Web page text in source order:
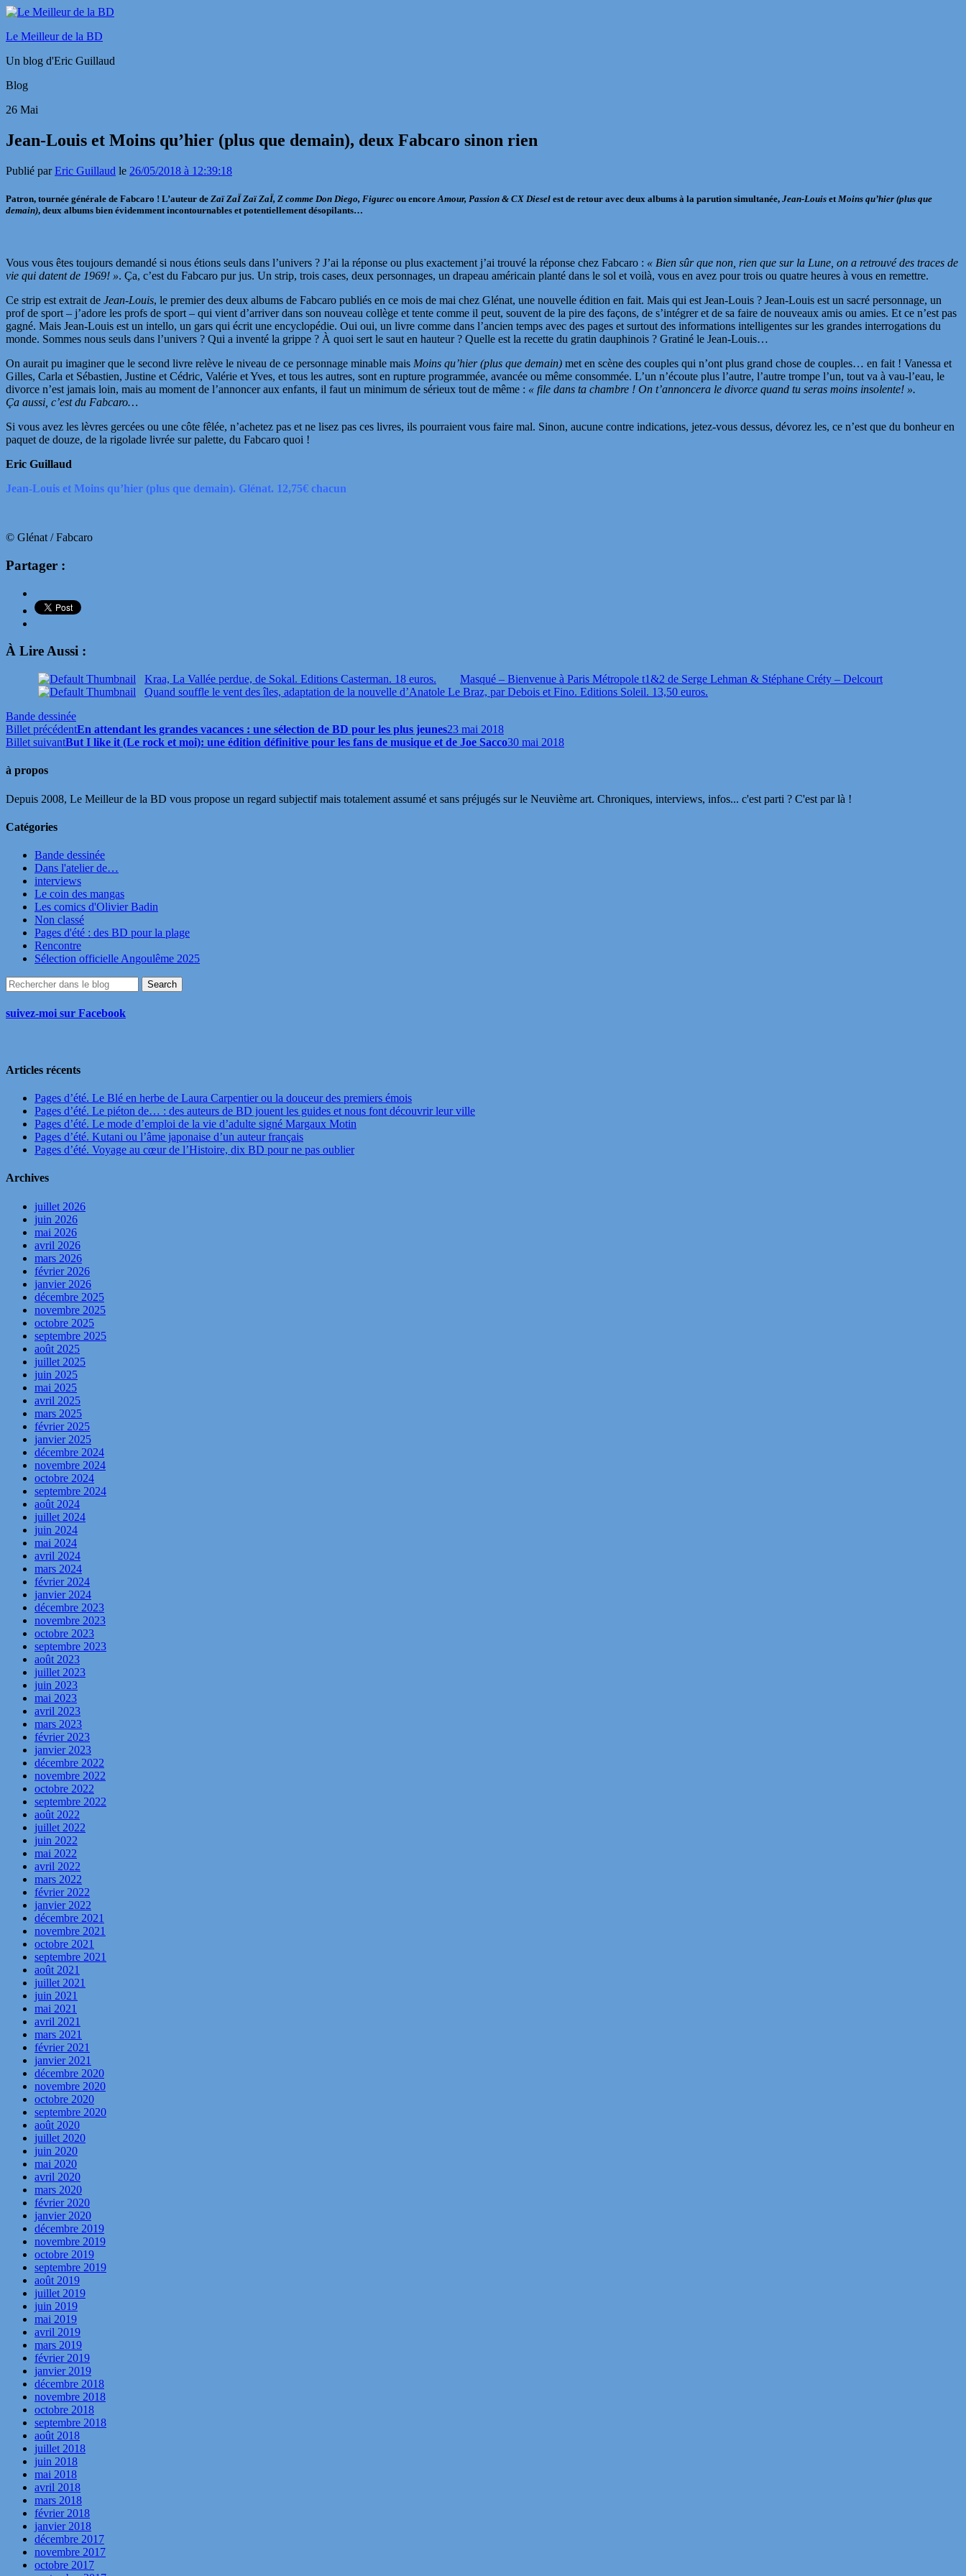
Le Meilleur de la BD
Un blog d'Eric Guillaud
Blog
26 Mai
Jean-Louis et Moins qu’hier (plus que demain), deux Fabcaro sinon rien
Publié parEric Guillaud le 26/05/2018 à 12:39:18
Patron, tournée générale de Fabcaro ! L’auteur de Zaï ZaÏ Zaï ZaÏ, Z comme Don Diego, Figurec ou encore Amour, Passion & CX Diesel est de retour avec deux albums à la parution simultanée, Jean-Louis et Moins qu’hier (plus que
demain), deux albums bien évidemment incontournables et potentiellement désopilants…
Vous vous êtes toujours demandé si nous étions seuls dans l’univers ? J’ai la réponse ou plus exactement j’ai trouvé la réponse chez Fabcaro : « Bien sûr que non, rien que sur la Lune, on a retrouvé des traces de
vie qui datent de 1969! ». Ça, c’est du Fabcaro pur jus. Un strip, trois cases, deux personnages, un drapeau américain planté dans le sol et voilà, vous en avez pour trois ou quatre heures à vous en remettre.
Ce strip est extrait de Jean-Louis, le premier des deux albums de Fabcaro publiés en ce mois de mai chez Glénat, une nouvelle édition en fait. Mais qui est Jean-Louis ? Jean-Louis est un sacré personnage, un
prof de sport – j’adore les profs de sport – qui vient d’arriver dans son nouveau collège et tente comme il peut, souvent de la pire des façons, de s’intégrer et de sa faire de nouveaux amis ou amies. Et ce n’est pas
gagné. Mais Jean-Louis est un intello, un gars qui écrit une encyclopédie. Oui oui, un livre comme dans l’ancien temps avec des pages et surtout des informations intelligentes sur les grandes interrogations du
monde. Sommes nous seuls dans l’univers ? Qui a inventé la grippe ? À quoi sert le saut en hauteur ? Quelle est la recette du gratin dauphinois ? Gratiné le Jean-Louis…
On aurait pu imaginer que le second livre relève le niveau de ce personnage minable mais Moins qu’hier (plus que demain) met en scène des couples qui n’ont plus grand chose de couples… en fait ! Vanessa et
Gilles, Carla et Sébastien, Justine et Cédric, Valérie et Yves, et tous les autres, sont en rupture programmée, avancée ou même consommée. L’un n’écoute plus l’autre, l’autre trompe l’un, tout va à vau-l’eau, le
divorce n’est jamais loin, mais au moment de l’annoncer aux enfants, il faut un minimum de sérieux tout de même : « file dans ta chambre ! On t’annoncera le divorce quand tu seras moins insolente! ».
Ça aussi, c’est du Fabcaro…
Si vous avez les lèvres gercées ou une côte fêlée, n’achetez pas et ne lisez pas ces livres, ils pourraient vous faire mal. Sinon, aucune contre indications, jetez-vous dessus, dévorez les, ce n’est que du bonheur en
paquet de douze, de la rigolade livrée sur palette, du Fabcaro quoi !
Eric Guillaud
Jean-Louis et Moins qu’hier (plus que demain). Glénat. 12,75€ chacun
© Glénat / Fabcaro
Partager :
À Lire Aussi :
Kraa, La Vallée perdue, de Sokal. Editions Casterman. 18 euros.
Masqué – Bienvenue à Paris Métropole t1&2 de Serge Lehman & Stéphane Créty – Delcourt
Quand souffle le vent des îles, adaptation de la nouvelle d’Anatole Le Braz, par Debois et Fino. Editions Soleil. 13,50 euros.
Bande dessinée
Billet précédentEn attendant les grandes vacances : une sélection de BD pour les plus jeunes23 mai 2018
Billet suivantBut I like it (Le rock et moi): une édition définitive pour les fans de musique et de Joe Sacco30 mai 2018
à propos
Depuis 2008, Le Meilleur de la BD vous propose un regard subjectif mais totalement assumé et sans préjugés sur le Neuvième art. Chroniques, interviews, infos... c'est parti ? C'est par là !
Catégories
Bande dessinée
Dans l'atelier de…
interviews
Le coin des mangas
Les comics d'Olivier Badin
Non classé
Pages d'été : des BD pour la plage
Rencontre
Sélection officielle Angoulême 2025
suivez-moi sur Facebook
Articles récents
Pages d’été. Le Blé en herbe de Laura Carpentier ou la douceur des premiers émois
Pages d’été. Le piéton de… : des auteurs de BD jouent les guides et nous font découvrir leur ville
Pages d’été. Le mode d’emploi de la vie d’adulte signé Margaux Motin
Pages d’été. Kutani ou l’âme japonaise d’un auteur français
Pages d’été. Voyage au cœur de l’Histoire, dix BD pour ne pas oublier
Archives
juillet 2026
juin 2026
mai 2026
avril 2026
mars 2026
février 2026
janvier 2026
décembre 2025
novembre 2025
octobre 2025
septembre 2025
août 2025
juillet 2025
juin 2025
mai 2025
avril 2025
mars 2025
février 2025
janvier 2025
décembre 2024
novembre 2024
octobre 2024
septembre 2024
août 2024
juillet 2024
juin 2024
mai 2024
avril 2024
mars 2024
février 2024
janvier 2024
décembre 2023
novembre 2023
octobre 2023
septembre 2023
août 2023
juillet 2023
juin 2023
mai 2023
avril 2023
mars 2023
février 2023
janvier 2023
décembre 2022
novembre 2022
octobre 2022
septembre 2022
août 2022
juillet 2022
juin 2022
mai 2022
avril 2022
mars 2022
février 2022
janvier 2022
décembre 2021
novembre 2021
octobre 2021
septembre 2021
août 2021
juillet 2021
juin 2021
mai 2021
avril 2021
mars 2021
février 2021
janvier 2021
décembre 2020
novembre 2020
octobre 2020
septembre 2020
août 2020
juillet 2020
juin 2020
mai 2020
avril 2020
mars 2020
février 2020
janvier 2020
décembre 2019
novembre 2019
octobre 2019
septembre 2019
août 2019
juillet 2019
juin 2019
mai 2019
avril 2019
mars 2019
février 2019
janvier 2019
décembre 2018
novembre 2018
octobre 2018
septembre 2018
août 2018
juillet 2018
juin 2018
mai 2018
avril 2018
mars 2018
février 2018
janvier 2018
décembre 2017
novembre 2017
octobre 2017